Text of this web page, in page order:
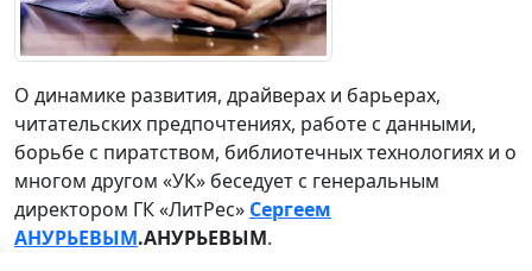
О динамике развития, драйверах и барьерах,
читательских предпочтениях, работе с данными,
борьбе с пиратством, библиотечных технологиях и о
многом другом «УК» беседует с генеральным
директором ГК «ЛитРес» Сергеем
АНУРЬЕВЫМ.АНУРЬЕВЫМ.